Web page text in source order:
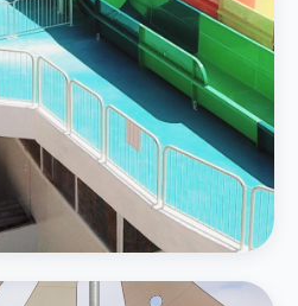
4 מגלשות מים — סלאלום, קאמיקזה ואבובים